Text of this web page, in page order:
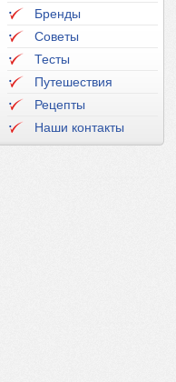
Бренды
Советы
Тесты
Путешествия
Рецепты
Наши контакты